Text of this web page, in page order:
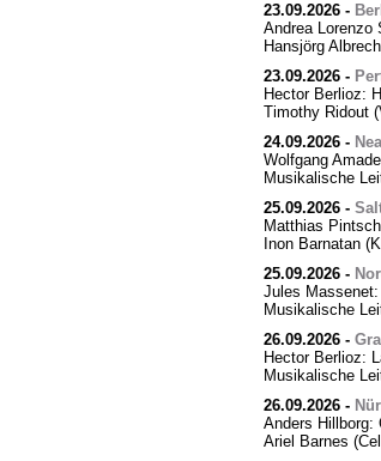
23.09.2026-
Andrea Lorenzo
Hansjörg
23.09.2026-
Hector Berlioz:
Timothy Ridout
24.09.2026-
Wolfgang
Musikalische
25.09.2026-
Matthias
Inon Barnatan
25.09.2026-
Jules
Musikalische
26.09.2026-
Hector Berlioz:
Musikalische
26.09.2026-
Anders Hillborg:
Ariel Barnes